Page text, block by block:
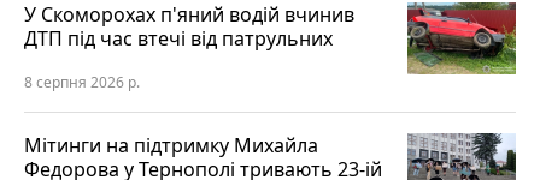
У Скоморохах п'яний водій вчинив
ДТП під час втечі від патрульних
8 серпня 2026 р.
Мітинги на підтримку Михайла
Федорова у Тернополі тривають 23-ій